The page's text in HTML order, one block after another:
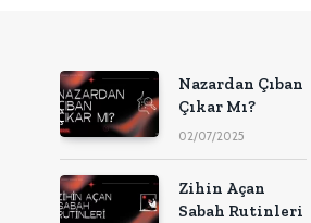
Nazardan Çıban
Çıkar Mı?
02/07/2025
Zihin Açan
Sabah Rutinleri